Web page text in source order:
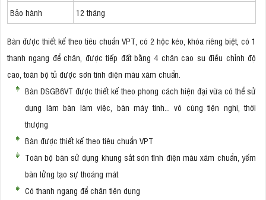
Bảo hành
12 tháng
Bàn được thiết kế theo tiêu chuẩn VPT, có 2 hộc kéo, khóa riêng biệt, có 1
thanh ngang để chân, được tiếp đất bằng 4 chân cao su điều chỉnh độ
cao, toàn bộ tủ được sơn tĩnh điện màu xám chuẩn.
Bàn DSGB6VT được thiết kế theo phong cách hiện đại vừa có thể sử
dụng làm bàn làm việc, bàn máy tính... vô cùng tiện nghi, thời
thượng
Bàn được thiết kế theo tiêu chuẩn VPT
Toàn bộ bàn sử dụng khung sắt sơn tĩnh điện màu xám chuẩn, yếm
bàn lửng tạo sự thoáng mát
Có thanh ngang để chân tiện dụng